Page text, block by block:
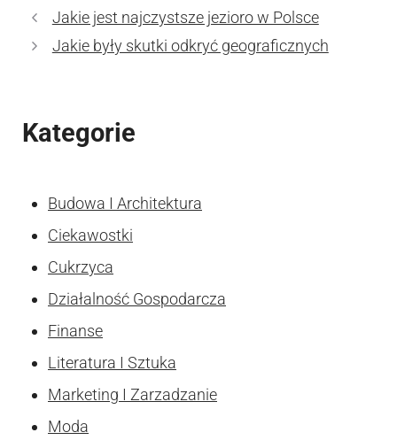
Jakie jest najczystsze jezioro w Polsce
Jakie były skutki odkryć geograficznych
Kategorie
Budowa I Architektura
Ciekawostki
Cukrzyca
Działalność Gospodarcza
Finanse
Literatura I Sztuka
Marketing I Zarzadzanie
Moda